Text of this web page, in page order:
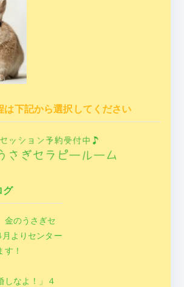
は下記から選択してください
グ
金のうさぎセ
よりセンター
！
しなよ！」４